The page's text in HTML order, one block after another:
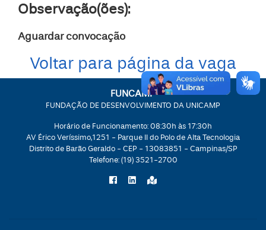
Observação(ões):
Aguardar convocação
Voltar para página da vaga
FUNCAMP
FUNDAÇÃO DE DESENVOLVIMENTO DA UNICAMP
Horário de Funcionamento: 08:30h às 17:30h
AV Érico Veríssimo,1251 - Parque II do Polo de Alta Tecnologia
Distrito de Barão Geraldo - CEP - 13083851 - Campinas/SP
Telefone: (19) 3521-2700